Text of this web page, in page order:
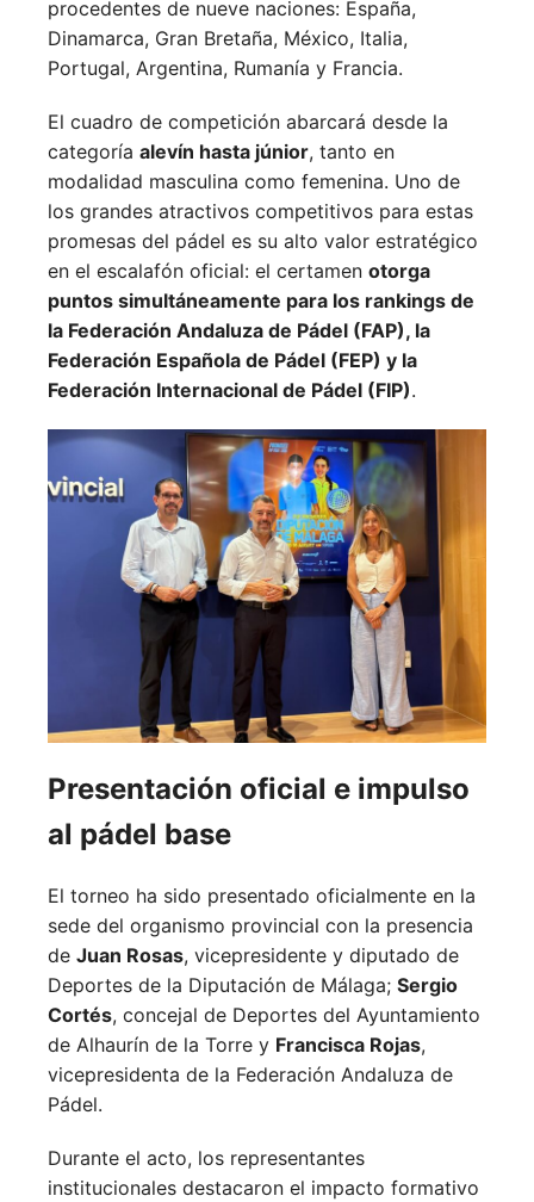
procedentes de nueve naciones: España,
Dinamarca, Gran Bretaña, México, Italia,
Portugal, Argentina, Rumanía y Francia.
El cuadro de competición abarcará desde la
categoría alevín hasta júnior, tanto en
modalidad masculina como femenina. Uno de
los grandes atractivos competitivos para estas
promesas del pádel es su alto valor estratégico
en el escalafón oficial: el certamen otorga
puntos simultáneamente para los rankings de
la Federación Andaluza de Pádel (FAP), la
Federación Española de Pádel (FEP) y la
Federación Internacional de Pádel (FIP).
Presentación oficial e impulso
al pádel base
El torneo ha sido presentado oficialmente en la
sede del organismo provincial con la presencia
de Juan Rosas, vicepresidente y diputado de
Deportes de la Diputación de Málaga; Sergio
Cortés, concejal de Deportes del Ayuntamiento
de Alhaurín de la Torre y Francisca Rojas,
vicepresidenta de la Federación Andaluza de
Pádel.
Durante el acto, los representantes
institucionales destacaron el impacto formativo